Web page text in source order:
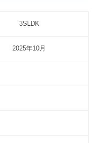
3SLDK
2025年10月